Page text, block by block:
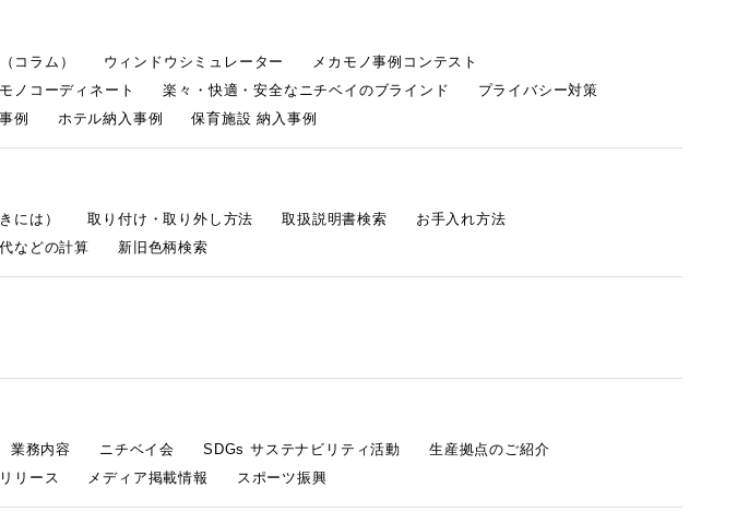
コラム） ウィンドウシミュレーター
メカモノ事例コンテスト
ノコーディネート 楽々・快適・安全なニチベイのブラインド
プライバシー対策
例 ホテル納入事例 保育施設 納入事例
には） 取り付け・取り外し方法 取扱説明書検索
お手入れ方法
などの計算 新旧色柄検索
業務内容 ニチベイ会 SDGs サステナビリティ活動
生産拠点のご紹介
リース メディア掲載情報 スポーツ振興